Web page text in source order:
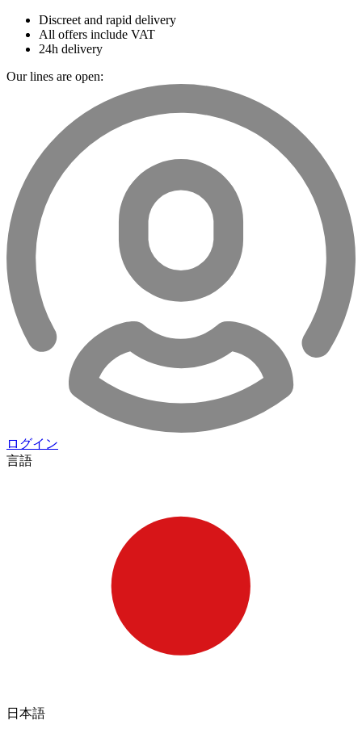
Discreet and rapid delivery
All offers include VAT
24h delivery
Our lines are open:
ログイン
言語
日本語